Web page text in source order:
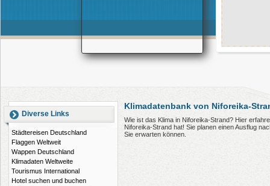
Diverse Links
Städtereisen Deutschland
Flaggen Weltweit
Wappen Deutschland
Klimadaten Weltweite
Tourismus International
Hotel suchen und buchen
Klimadatenbank von Niforeika-
Wie ist das Klima in Niforeika-Strand? Hier
Niforeika-Strand hat! Sie planen einen Ausflug
Sie erwarten können.